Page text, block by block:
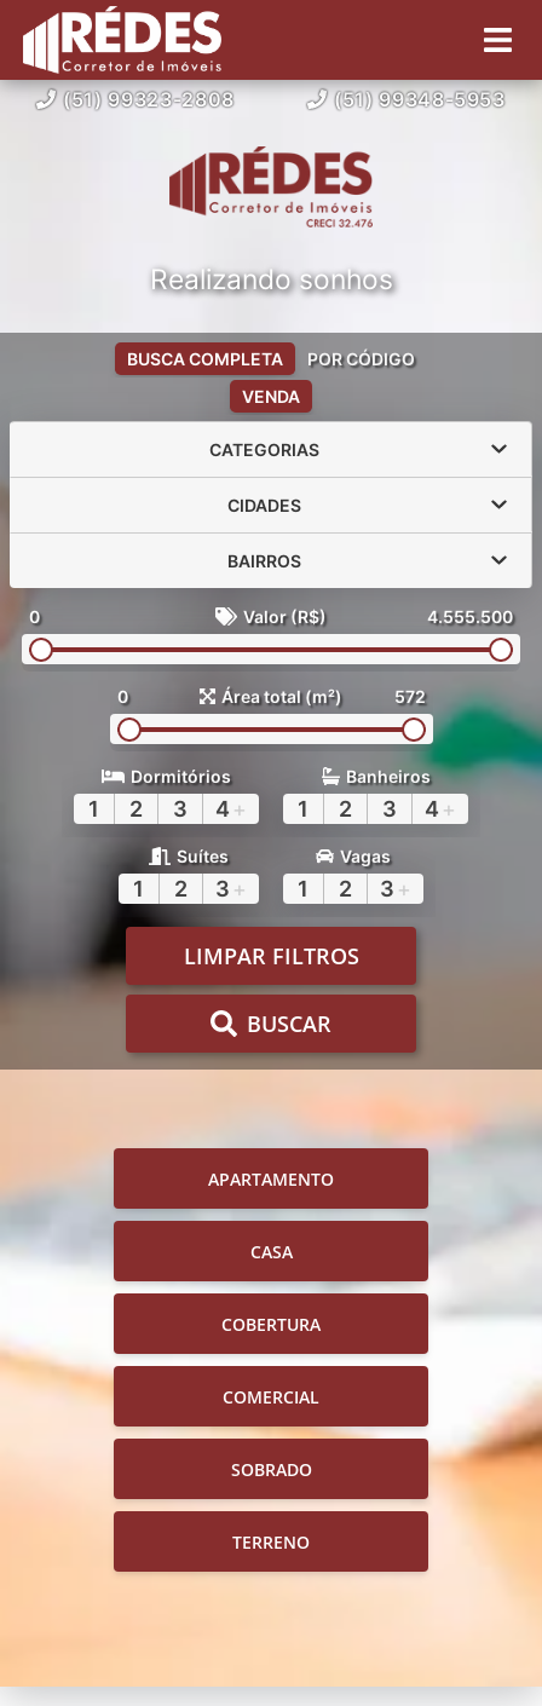
(51) 99323-2808 (51) 99348-5953
Realizando sonhos
VENDA
BUSCA COMPLETA POR CÓDIGO
CATEGORIAS
CIDADES
BAIRROS
0 Valor (R$) 4.555.500
0 Área total (m²) 572
Dormitórios
1 2 3 4 +
Banheiros
1 2 3 4 +
Suítes
1 2 3 +
Vagas
1 2 3 +
LIMPAR FILTROS
BUSCAR
APARTAMENTO
CASA
COBERTURA
COMERCIAL
SOBRADO
TERRENO